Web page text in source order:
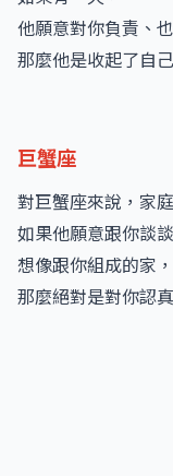
他願意對你負責、
那麼他是收起了自
巨蟹座
對巨蟹座來說，家
如果他願意跟你談
想像跟你組成的家，
那麼絕對是對你認真